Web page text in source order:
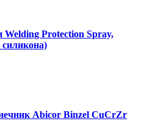
Protection Spray,
Abicor Binzel CuCrZr